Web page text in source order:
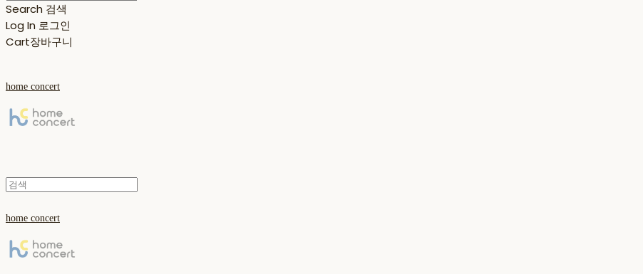
Search 검색
Log In 로그인
Cart장바구니
home concert
home concert